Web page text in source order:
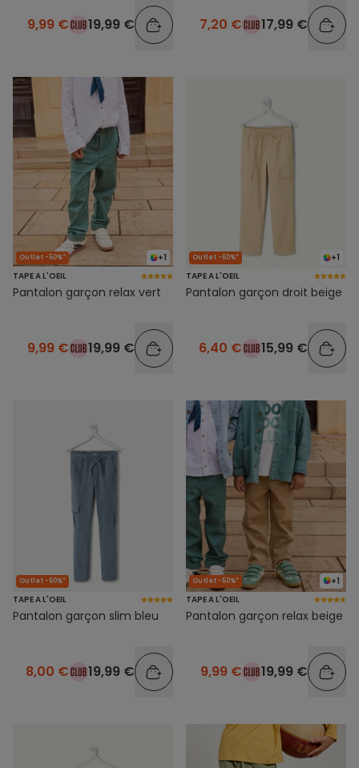
9,99 € 19,99 € 7,20 € 17,99 €
+1
Outlet -50%*
TAPE A L'OEIL
Pantalon garçon relax vert
9,99 € 19,99 €
+1
Outlet -60%*
TAPE A L'OEIL
Pantalon garçon droit beige
6,40 € 15,99 €
Outlet -60%*
TAPE A L'OEIL
Pantalon garçon slim bleu
8,00 € 19,99 €
+1
Outlet -50%*
TAPE A L'OEIL
Pantalon garçon relax beige
9,99 € 19,99 €